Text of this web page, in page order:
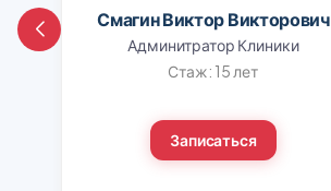
Смагин Виктор Викторович
Админитратор Клиники
Стаж: 15 лет
Записаться